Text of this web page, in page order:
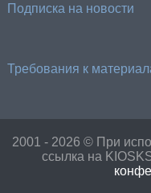
Подписка на новости
Требования к
2001 - 2026 © При
ссылка на